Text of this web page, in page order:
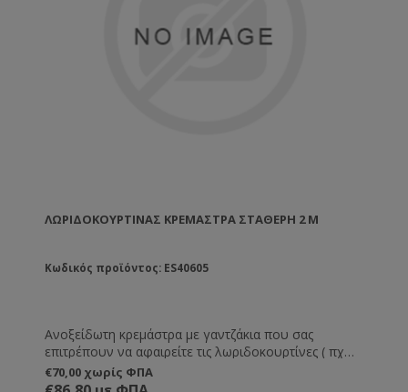
ΛΩΡΙΔΟΚΟΥΡΤΊΝΑΣ ΚΡΕΜΆΣΤΡΑ ΣΤΑΘΕΡΉ 2 M
Κωδικός προϊόντος: ES40605
Ανοξείδωτη κρεμάστρα με γαντζάκια που σας
επιτρέπουν να αφαιρείτε τις λωριδοκουρτίνες ( πχ
για να τις καθαρίσετε )
€70,00 χωρίς ΦΠΑ